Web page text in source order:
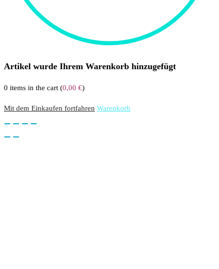
Artikel wurde Ihrem Warenkorb hinzugefügt
0 items in the cart (0,00 €)
Mit dem Einkaufen fortfahren Warenkorb